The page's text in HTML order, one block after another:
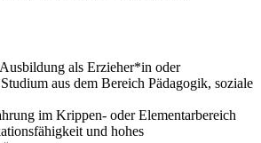
als Erzieher*in oder
Studium aus dem Bereich Pädagogik, soziale
im Krippen- oder Elementarbereich
und hohes